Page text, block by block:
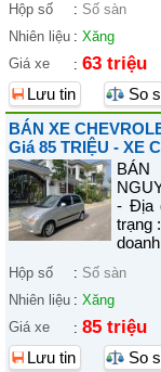
Hộp số : Số sàn
Nhiên liệu : Xăng
Giá xe
: 63 triệu
Lưu tin
So
BÁN XE
Giá 85 TRIỆU - XE
BÁN
- Địa
trạng
Hộp số : Số sàn
Nhiên liệu : Xăng
Giá xe
: 85 triệu
Lưu tin
So